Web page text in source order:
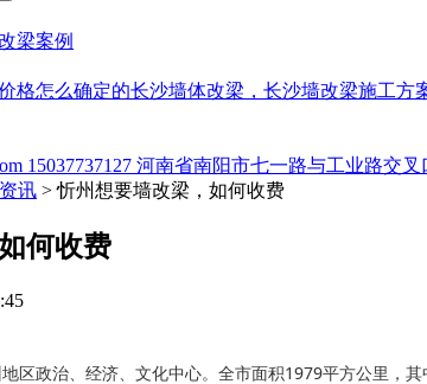
梁案例
格怎么确定的长沙墙体改梁，长沙墙改梁施工方
15037737127 河南省南阳市七一路与工业路交
讯 >忻州想要墙改梁，如何收费
何收费
区政治、经济、文化中心。全市面积1979平方公里，